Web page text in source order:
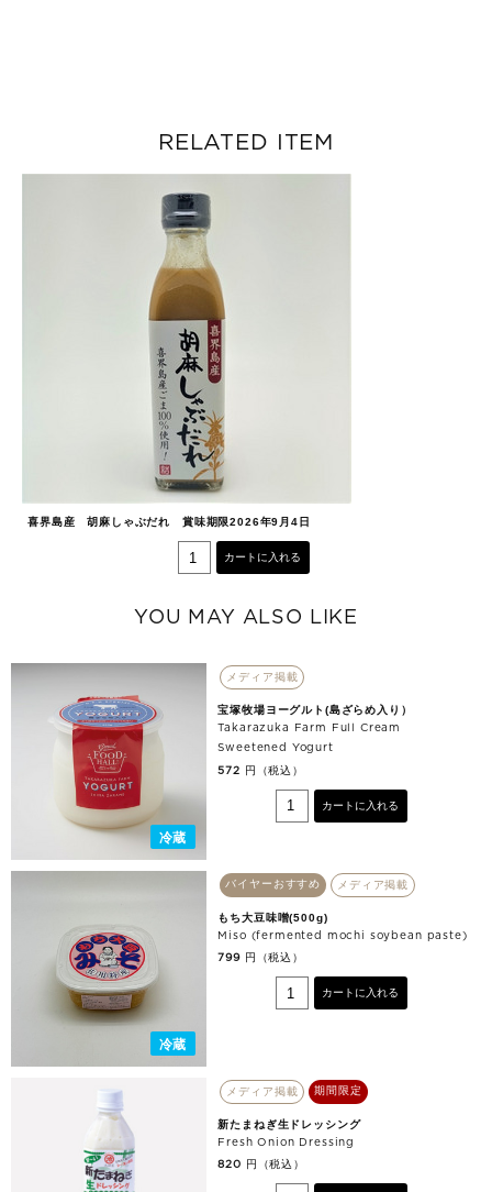
RELATED ITEM
喜界島産 胡麻しゃぶだれ 賞味期限2026年9月4日
カートに入れる
YOU MAY ALSO LIKE
冷蔵
メディア掲載
宝塚牧場ヨーグルト(島ざらめ入り）
Takarazuka Farm Full Cream
Sweetened Yogurt
572 円（税込）
カートに入れる
冷蔵
バイヤーおすすめ メディア掲載
もち大豆味噌(500g)
Miso (fermented mochi soybean paste)
799 円（税込）
カートに入れる
メディア掲載 期間限定
新たまねぎ生ドレッシング
Fresh Onion Dressing
820 円（税込）